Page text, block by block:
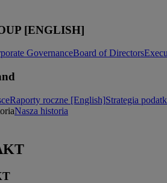
[ENGLISH]
GovernanceBoard of Directors
Raporty roczne [English]Strategia
Nasza historia